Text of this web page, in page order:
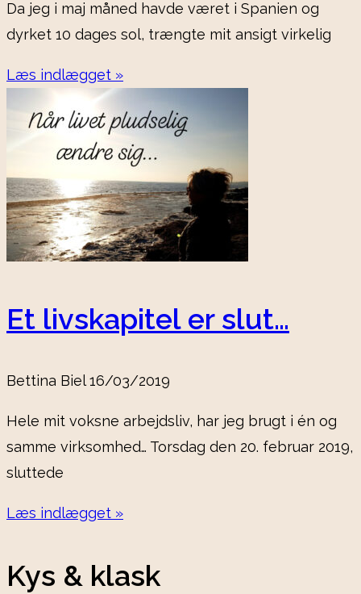
Da jeg i maj måned havde været i Spanien og
dyrket 10 dages sol, trængte mit ansigt virkelig
Læs indlægget »
Et livskapitel er slut…
Bettina Biel16/03/2019
Hele mit voksne arbejdsliv, har jeg brugt i én og
samme virksomhed… Torsdag den 20. februar 2019,
sluttede
Læs indlægget »
Kys & klask